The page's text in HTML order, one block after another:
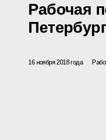
Рабочая
Петербург
16 ноября 2018 года